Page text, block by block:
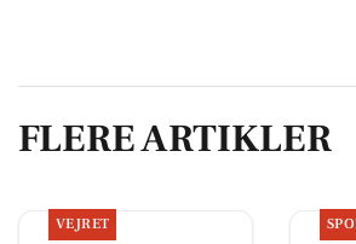
FLERE ARTIKLER
VEJRET